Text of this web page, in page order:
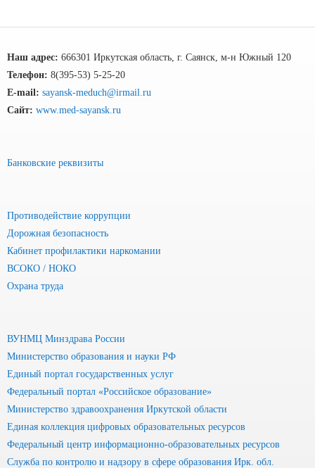
Наш адрес: 666301 Иркутская область, г. Саянск, м-н Южный 120
Телефон: 8(395-53) 5-25-20
E-mail: sayansk-meduch@irmail.ru
Сайт: www.med-sayansk.ru
Банковские реквизиты
Противодействие коррупции
Дорожная безопасность
Кабинет профилактики наркомании
ВСОКО / НОКО
Охрана труда
ВУНМЦ Минздрава России
Министерство образования и науки РФ
Единый портал государственных услуг
Федеральный портал «Российское образование»
Министерство здравоохранения Иркутской области
Единая коллекция цифровых образовательных ресурсов
Федеральный центр информационно-образовательных ресурсов
Служба по контролю и надзору в сфере образования Ирк. обл.